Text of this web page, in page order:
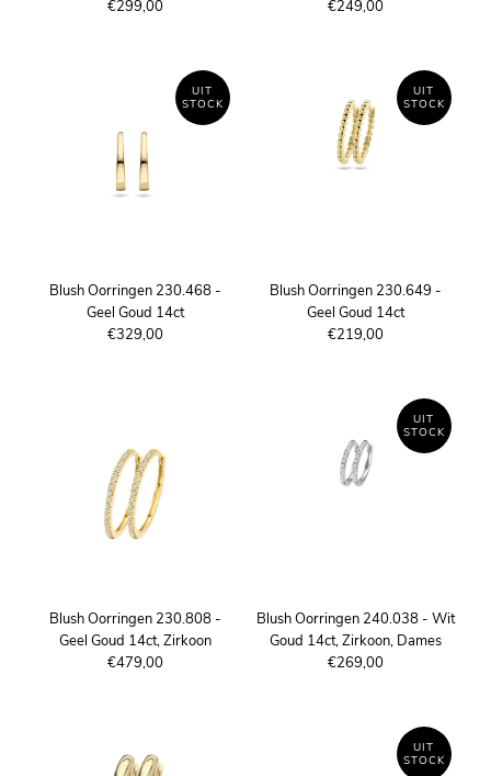
€299,00
€249,00
UIT
STOCK
Blush Oorringen 230.468 -
Geel Goud 14ct
€329,00
UIT
STOCK
Blush Oorringen 230.649 -
Geel Goud 14ct
€219,00
Blush Oorringen 230.808 -
Geel Goud 14ct, Zirkoon
€479,00
UIT
STOCK
Blush Oorringen 240.038 - Wit
Goud 14ct, Zirkoon, Dames
€269,00
UIT
STOCK